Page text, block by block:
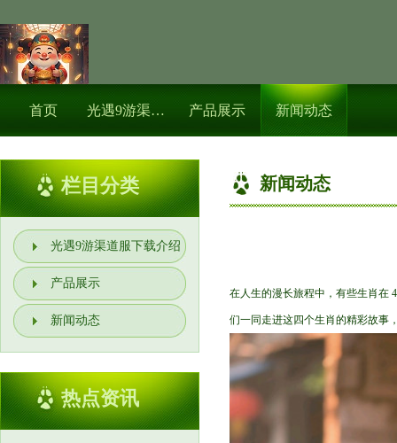
首页 光遇9游渠道服下载介绍 产品展示 新闻动态
栏目分类
光遇9游渠道服下载介绍
产品展示
新闻动态
热点资讯
新闻动态
在人生的漫长旅程中，有些生肖在
们一同走进这四个生肖的精彩故事